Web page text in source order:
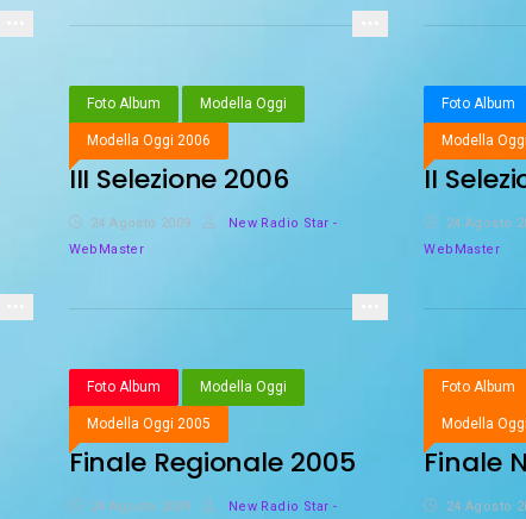
Foto Album Modella Oggi
Modella Oggi 2006
III Selezione 2006
24 Agosto 2009
New Radio Star -
WebMaster
Foto Album
Modella
II
24 Agosto
WebMaster
Foto Album Modella Oggi
Modella Oggi 2005
Finale Regionale 2005
24 Agosto 2009
New Radio Star -
Foto Album
Modella
Finale
24 Agosto